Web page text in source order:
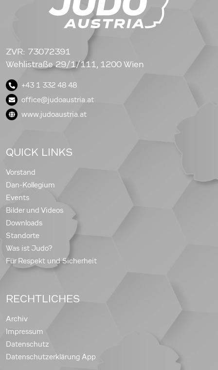
ZVR: 73072391
Wehlistraße 29/1/111, 1200 Wien
+43 1 332 48 48
office@judoaustria.at
www.judoaustria.at
QUICK LINKS
Vorstand
Dan-Kollegium
Events
Bilder und Videos
Downloads
Standorte
Was ist Judo?
Für Respekt und Sicherheit
RECHTLICHES
Archiv
Impressum
Datenschutz
Datenschutzerklärung App